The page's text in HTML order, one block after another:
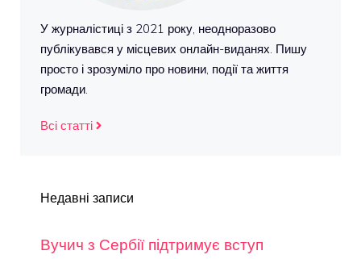
У журналістиці з 2021 року, неодноразово
публікувався у місцевих онлайн-виданях. Пишу
просто і зрозуміло про новини, події та життя
громади.
Всі статті
Недавні записи
Вучич з Сербії підтримує вступ